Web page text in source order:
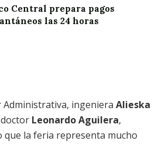
Central prepara pagos
las 24 horas
ingeniera Alieska
Leonardo Aguilera,
que la feria representa mucho